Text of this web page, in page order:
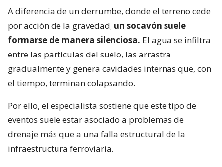
A diferencia de un derrumbe, donde el terreno cede
por acción de la gravedad, un socavón suele
formarse de manera silenciosa. El agua se infiltra
entre las partículas del suelo, las arrastra
gradualmente y genera cavidades internas que, con
el tiempo, terminan colapsando.
Por ello, el especialista sostiene que este tipo de
eventos suele estar asociado a problemas de
drenaje más que a una falla estructural de la
infraestructura ferroviaria.